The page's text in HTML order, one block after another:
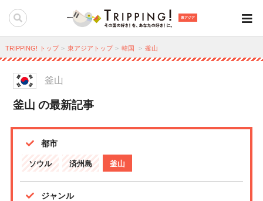
東アジア
TRIPPING! トップ 東アジアトップ 韓国 釜山
釜山
釜山 の最新記事
都市
ソウル 済州島 釜山
ジャンル